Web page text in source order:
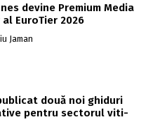
devine Premium Media
EuroTier 2026
Jaman
două noi ghiduri
pentru sectorul viti-